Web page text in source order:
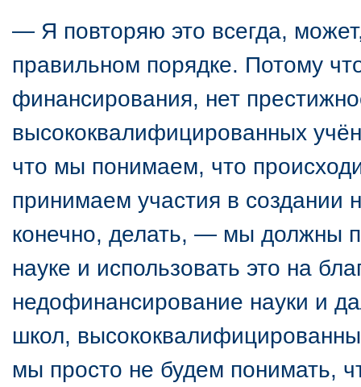
— Я повторяю это всегда,
правильном порядке. Потому
финансирования, нет
высококвалифицированных
что мы понимаем, что
принимаем участия в создании
конечно, делать, — мы должны
науке и использовать это на
недофинансирование науки и
школ,
мы просто не будем понимать,